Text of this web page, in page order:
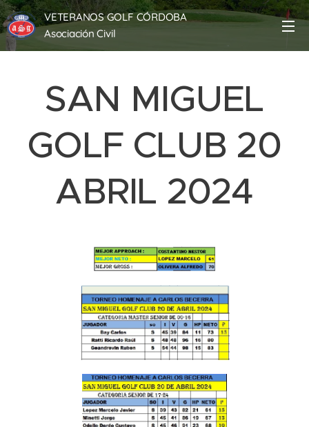
VETERANOS GOLF CÓRDOBA
Asociación Civil
SAN MIGUEL
GOLF CLUB 20
ABRIL 2024